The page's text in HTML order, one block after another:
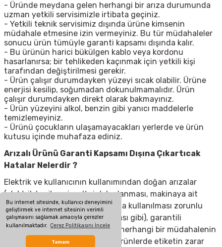
Bu internet sitesinde, kullanıcı deneyimini
geliştirmek ve internet sitesinin verimli
çalışmasını sağlamak amacıyla çerezler
kullanılmaktadır. Çerez Politikasını İncele
Tamam
- Üründe meydana gelen herhangi bir arıza durumunda
uzman yetkili servisimizle irtibata geçiniz.
- Yetkili teknik servisimiz dışında ürüne kimsenin
müdahale etmesine izin vermeyiniz. Bu tür müdahaleler
sonucu ürün tümüyle garanti kapsamı dışında kalır.
- Bu ürünün harici bükülgen kablo veya kordonu
hasarlanırsa; bir tehlikeden kaçınmak için yetkili kişi
tarafından değiştirilmesi gerekir.
- Ürün çalışır durumdayken yüzeyi sıcak olabilir. Ürüne
enerjisi kesilip, soğumadan dokunulmamalıdır. Ürün
çalışır durumdayken direkt olarak bakmayınız.
- Ürün yüzeyini alkol, benzin gibi yanıcı maddelerle
temizlemeyiniz.
- Ürünü çocukların ulaşamayacakları yerlerde ve ürün
kutusu içinde muhafaza ediniz.
Arızalı Ürünü Garanti Kapsamı Dışına Çıkartıcak
Hatalar Nelerdir ?
Elektrik ve kullanıcının kullanımından doğan arızalar
(elektrik kesilmesi, voltaj dalgalanması, makinaya ait
olmayan aksesuar takılması yada kullanılması zorunlu
olan aksesuarların kullanılmaması gibi), garantili
ürünlerde yetkili servis dışında herhangi bir müdahalenin
yapılması, garanti etiketi olan ürünlerde etiketin zarar